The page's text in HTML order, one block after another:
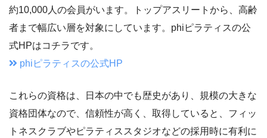
約10,000人の会員がいます。トップアスリートから、高齢
者まで幅広い層を対象にしています。phiピラティスの公
式HPはコチラです。
phiピラティスの公式HP
これらの資格は、日本の中でも歴史があり、規模の大きな
資格団体なので、信頼性が高く、取得していると、フィッ
トネスクラブやピラティススタジオなどの採用時に有利に